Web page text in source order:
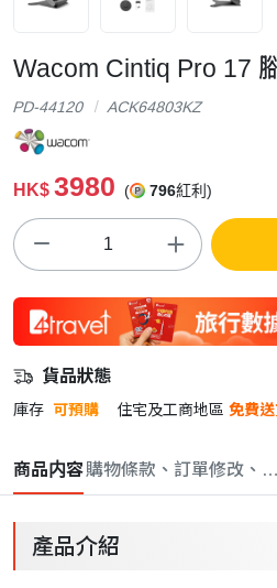
Wacom Cintiq Pro 17
PD-44120 ACK64803KZ
HK$ 3980 ( 796紅利)
貨品狀態
庫存 可預購 住宅及工商地區 免費
商品内容購物條款、訂單修改、
產品介紹